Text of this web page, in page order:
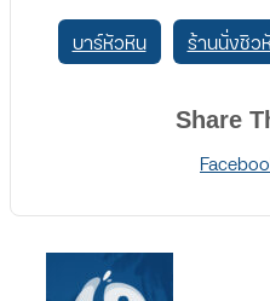
บาร์หัวหิน ร้านนั่งชิว
Share